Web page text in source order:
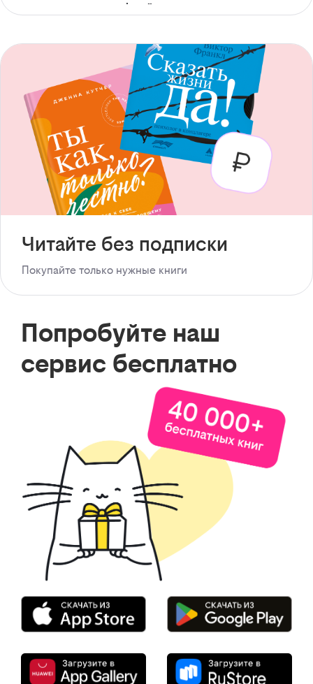
с доступом офлайн
Читайте без подписки
Покупайте только нужные книги
Попробуйте наш
сервис бесплатно